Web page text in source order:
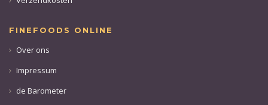
FINEFOODS ONLINE
Over ons
Impressum
de Barometer